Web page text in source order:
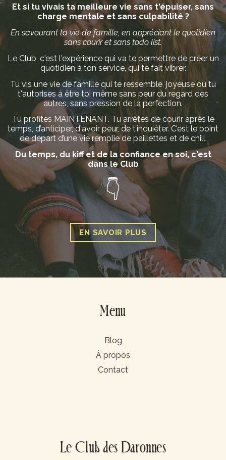
Et si tu vivais ta meilleure vie sans t'épuiser, sans
charge mentale et sans culpabilité ?
En savourant ta vie de famille, en appréciant le quotidien
sans courir et sans todo list.
Le Club, c'est l'expérience qui va te permettre de créer un
quotidien à ton service, qui te fait vibrer.
Tu vis une vie de famille qui te ressemble, joyeuse où tu
t'autorises à être toi même sans peur du regard des
autres, sans pression de la perfection.
Tu profites MAINTENANT. Tu arrêtes de courir après le
temps, d’anticiper, d'avoir peur, de t’inquiéter. C’est le point
de départ d’une vie remplie de paillettes et de chill.
Du temps, du kiff et de la confiance en soi, c'est
dans le Club
👇
EN SAVOIR PLUS
Menu
Blog
À propos
Contact
Le Club des Daronnes